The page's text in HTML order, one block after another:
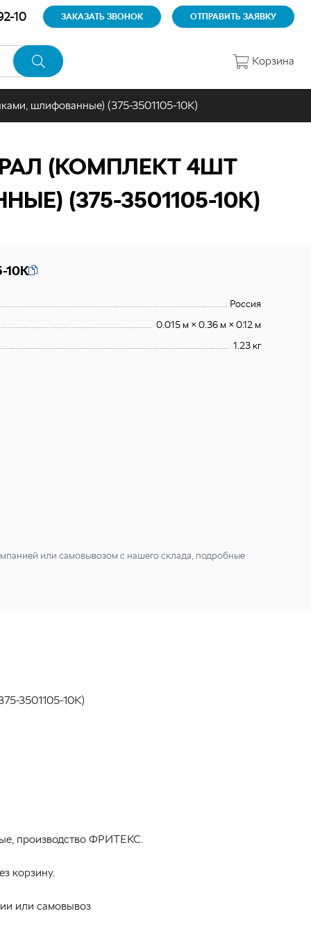
10 ЗАКАЗАТЬ ЗВОНОК ОТПРАВИТЬ ЗАЯВКУ
Корзина
шлифованные) (375-3501105-10К)
(КОМПЛЕКТ 4ШТ
(375-3501105-10К)
10К
Россия
0.015 м × 0.36 м × 0.12 м
1.23 кг
или самовывозом с нашего склада, подробные
3501105-10К)
производство ФРИТЕКС.
корзину.
или самовывоз